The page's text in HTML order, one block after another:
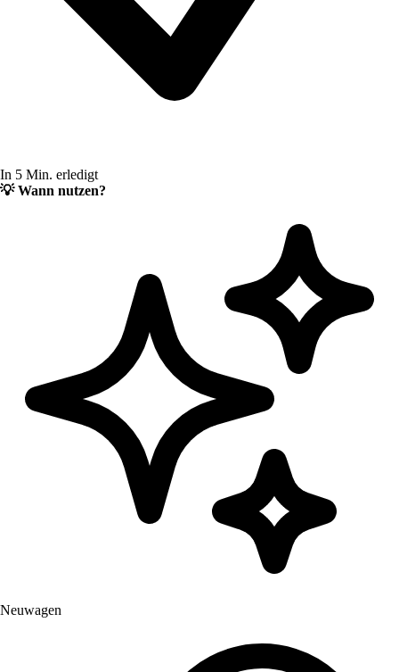
In 5 Min. erledigt
💡Wann nutzen?
Neuwagen